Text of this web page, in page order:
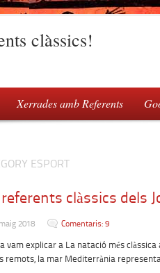
clàssics!
Xerrades amb Referents
ESPORT
referents clàssics dels
2018 Comentaris: 9
vam explicar a La natació més clàssica
remots, la mar Mediterrània